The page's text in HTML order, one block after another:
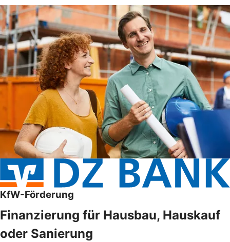
KfW-Förderung
Finanzierung für Hausbau, Hauskauf
oder Sanierung